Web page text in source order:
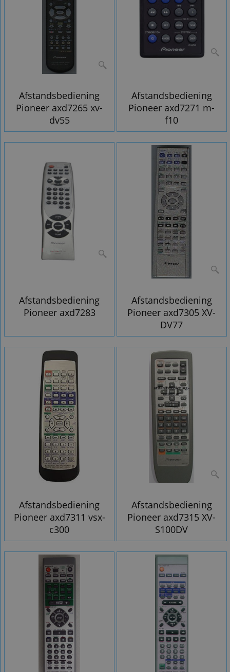
Afstandsbediening
Pioneer axd7265 xv-
dv55
Afstandsbediening
Pioneer axd7271 m-
f10
Afstandsbediening
Pioneer axd7283
Afstandsbediening
Pioneer axd7305 XV-
DV77
Afstandsbediening
Pioneer axd7311 vsx-
c300
Afstandsbediening
Pioneer axd7315 XV-
S100DV